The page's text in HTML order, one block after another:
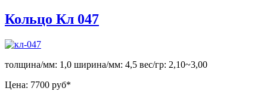
Кольцо Кл 047
толщина/мм: 1,0 ширина/мм: 4,5 вес/гр: 2,10~3,00
Цена: 7700 руб*